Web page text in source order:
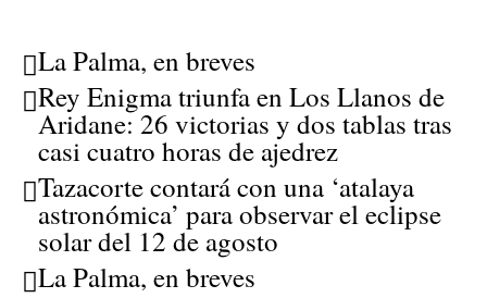
La Palma, en breves
Rey Enigma triunfa en Los Llanos de
Aridane: 26 victorias y dos tablas tras
casi cuatro horas de ajedrez
Tazacorte contará con una ‘atalaya
astronómica’ para observar el eclipse
solar del 12 de agosto
La Palma, en breves